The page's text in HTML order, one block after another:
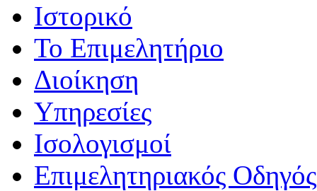
Ιστορικό
Το Επιμελητήριο
Διοίκηση
Υπηρεσίες
Ισολογισμοί
Επιμελητηριακός Οδηγός